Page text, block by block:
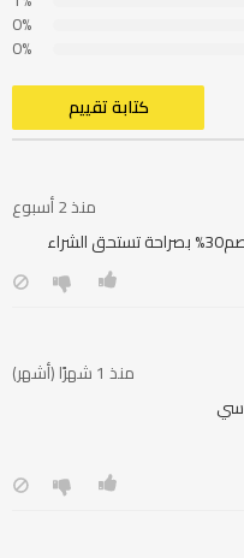
0%
0%
كتابة تقييم
منذ 2 أسبوع
منذ 1 شهرًا (أشهر)